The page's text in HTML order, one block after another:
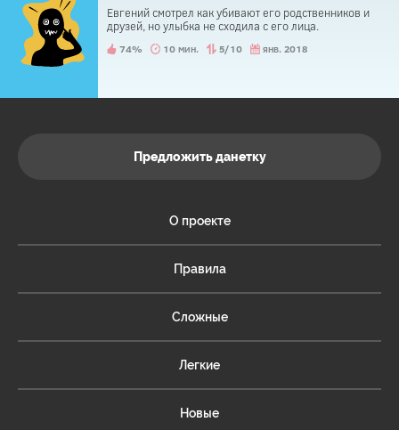
Евгений смотрел как убивают его родственников и
друзей, но улыбка не сходила с его лица.
74% 10 мин. 5/10 янв. 2018
Предложить данетку
О проекте
Правила
Сложные
Легкие
Новые